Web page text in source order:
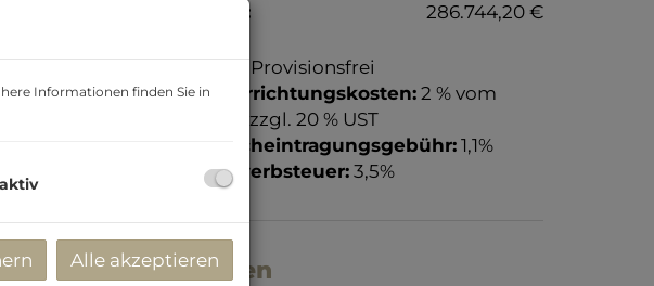
Kaufpreis: 286.744,20 €
Provisionsfrei
Vertragserrichtungskosten: 2 % vom
Kaufpreis, zzgl. 20 % UST
Grundbucheintragungsgebühr: 1,1%
Grunderwerbsteuer: 3,5%
Eckdaten
Informationen finden Sie in
Alle akzeptieren